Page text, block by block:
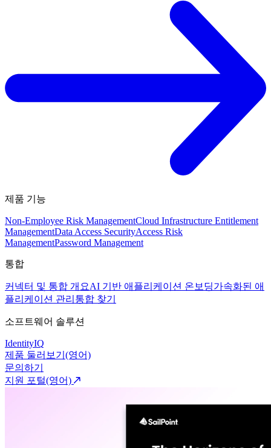
제품 기능
Non-Employee Risk ManagementCloud Infrastructure Entitlement
ManagementData Access SecurityAccess Risk
ManagementPassword Management
통합
커넥터 및 통합 개요AI 기반 애플리케이션 온보딩가속화된 애
플리케이션 관리 통합 찾기
소프트웨어 솔루션
IdentityIQ
제품 둘러보기(영어)
문의하기
지원 포털(영어)